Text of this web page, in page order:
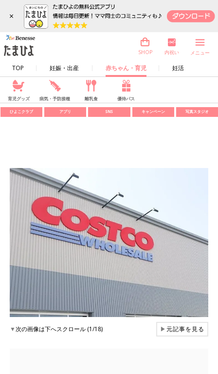
×
TOP 妊娠・出産 赤ちゃん・育児 妊活
SHOP 内祝い メニュー
育児グッズ 病気・予防接種 離乳食 優待パス
ひよこクラブ アプリ SNS キャンペーン 写真スタジオ
▼次の画像は下へスクロール (1/18) ▶元記事を見る